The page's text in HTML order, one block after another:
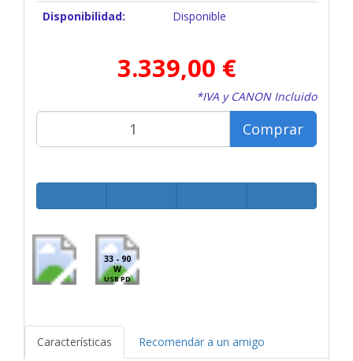
Disponibilidad:
Disponible
3.339,00 €
*IVA y CANON Incluido
Comprar
33 - 90
W
USB PD
Características Recomendar a un amigo